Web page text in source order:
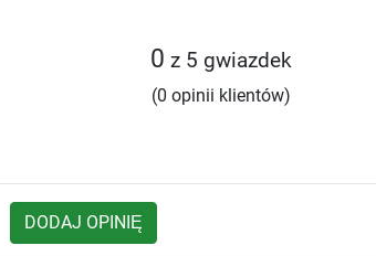
0 z 5 gwiazdek
(0 opinii klientów)
DODAJ OPINIĘ